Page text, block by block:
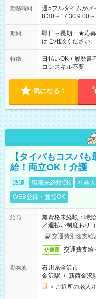
勤務時間
週5フルタイムがメインです！ ＜勤務時
8:30～17:30 9:00
その他にも勤務時
ご希望を教えてく
期間
即日～長期 ★応募
はご相談ください
特徴 日払いOK / 履歴書
コンスキル不要
気になる！
【タイパもコスパ
給！両立OK！介護
派遣 職種未経験OK 社会
WEB登録・面接OK
給与
無資格未経験：時
／週払い制度あり
了次第のお支払い
交通費別途支給
交通費 交通費支
勤務地
石川県金沢市
金沢駅 / 新西金沢
＜ご近所の老人